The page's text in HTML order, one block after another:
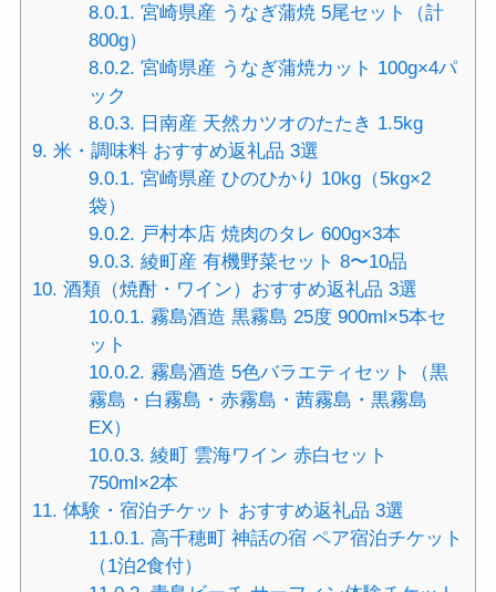
8.0.1. 宮崎県産 うなぎ蒲焼 5尾セット（計
800g）
8.0.2. 宮崎県産 うなぎ蒲焼カット 100g×4パ
ック
8.0.3. 日南産 天然カツオのたたき 1.5kg
9. 米・調味料 おすすめ返礼品 3選
9.0.1. 宮崎県産 ひのひかり 10kg（5kg×2
袋）
9.0.2. 戸村本店 焼肉のタレ 600g×3本
9.0.3. 綾町産 有機野菜セット 8〜10品
10. 酒類（焼酎・ワイン）おすすめ返礼品 3選
10.0.1. 霧島酒造 黒霧島 25度 900ml×5本セ
ット
10.0.2. 霧島酒造 5色バラエティセット（黒
霧島・白霧島・赤霧島・茜霧島・黒霧島
EX）
10.0.3. 綾町 雲海ワイン 赤白セット
750ml×2本
11. 体験・宿泊チケット おすすめ返礼品 3選
11.0.1. 高千穂町 神話の宿 ペア宿泊チケット
（1泊2食付）